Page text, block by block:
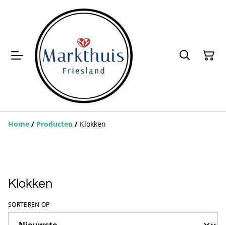
Home / Producten / Klokken
Klokken
SORTEREN OP